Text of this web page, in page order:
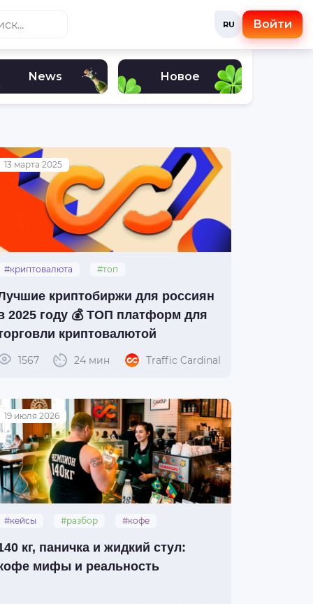
RU Войти
News Новое
13 марта 2025
#криптовалюта
#топ
криптобиржи для россиян
2025 году 💰 ТОП платформ для
криптовалютой
1567 24 мин Traffic Cardinal
19 июля 2026
#кейсы #разбор #кофе
кг, паничка и жидкий стул:
мифы и реальность